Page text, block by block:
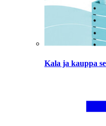
Kala ja kauppa